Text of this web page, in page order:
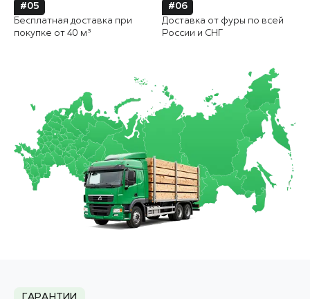
#05
Бесплатная доставка при
покупке от 40 м³
#06
Доставка от фуры по всей
России и СНГ